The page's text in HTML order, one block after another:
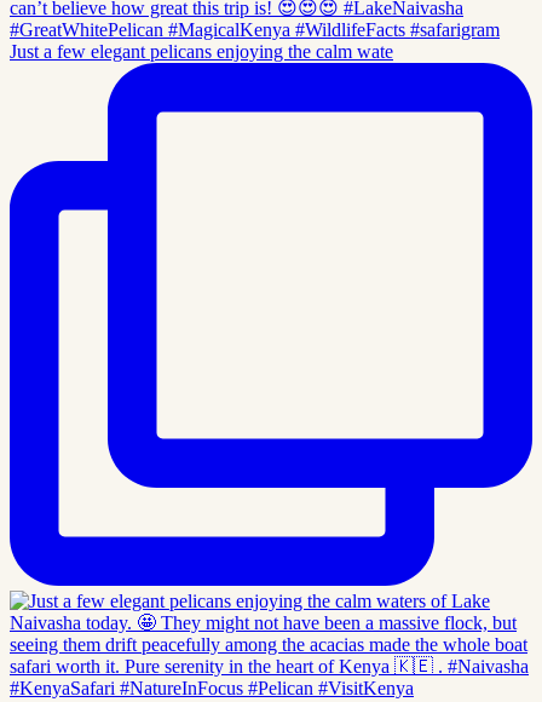
Just a few elegant pelicans enjoying the calm wate